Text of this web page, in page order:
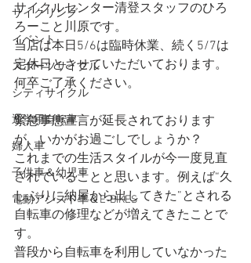
サイクリング
イベント
スポーツサイクル
シティサイクル
通学用自転車
婦人車
子供車＆幼児車
電動アシスト車＆E-BIKES
サイクルセンター清登スタッフのひろ
ろーこと川原です。
当店は本日5/6は臨時休業、続く5/7は
定休日とさせていただいております。
何卒ご了承ください。
緊急事態宣言が延長されております
が、いかがお過ごしでしょうか？
これまでの生活スタイルが今一度見直
されていることと思います。例えば“久
しぶりに納屋から出してきた”とされる
自転車の修理などが増えてきたことで
す。
普段から自転車を利用していなかった